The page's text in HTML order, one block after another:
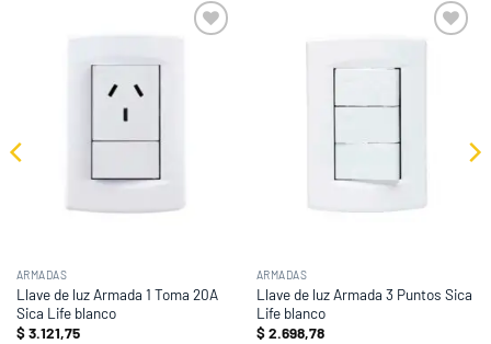
ARMADAS
Llave de luz Armada 1 Toma 20A
Sica Life blanco
$3.121,75
ARMADAS
Llave de luz Armada 3 Puntos Sica
Life blanco
$2.698,78